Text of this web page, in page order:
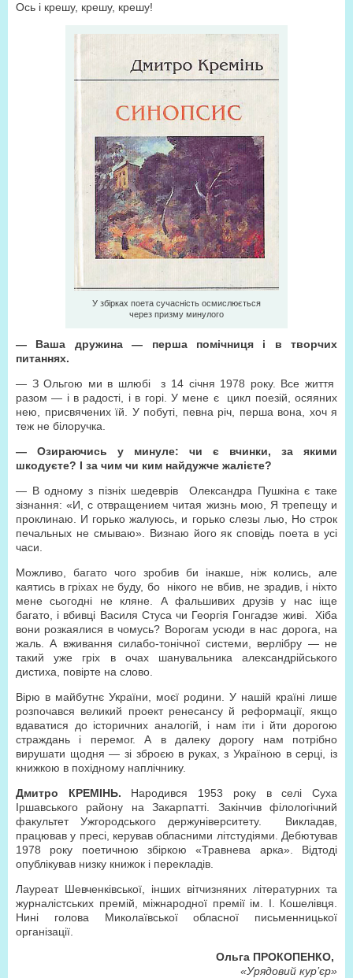
Ось і крешу, крешу, крешу!
У збірках поета сучасність осмислюється
через призму минулого
— Ваша дружина — перша помічниця і в творчих
питаннях.
— З Ольгою ми в шлюбі з 14 січня 1978 року. Все життя
разом — і в радості, і в горі. У мене є цикл поезій, осяяних
нею, присвячених їй. У побуті, певна річ, перша вона, хоч я
теж не білоручка.
— Озираючись у минуле: чи є вчинки, за якими
шкодуєте? І за чим чи ким найдужче жалієте?
— В одному з пізніх шедеврів Олександра Пушкіна є таке
зізнання: «И, с отвращением читая жизнь мою, Я трепещу и
проклинаю. И горько жалуюсь, и горько слезы лью, Но строк
печальных не смываю». Визнаю його як сповідь поета в усі
часи.
Можливо, багато чого зробив би інакше, ніж колись, але
каятись в гріхах не буду, бо нікого не вбив, не зрадив, і ніхто
мене сьогодні не кляне. А фальшивих друзів у нас іще
багато, і вбивці Василя Стуса чи Георгія Гонгадзе живі. Хіба
вони розкаялися в чомусь? Ворогам усюди в нас дорога, на
жаль. А вживання силабо-тонічної системи, верлібру — не
такий уже гріх в очах шанувальника александрійського
дистиха, повірте на слово.
Вірю в майбутнє України, моєї родини. У нашій країні лише
розпочався великий проект ренесансу й реформації, якщо
вдаватися до історичних аналогій, і нам іти і йти дорогою
страждань і перемог. А в далеку дорогу нам потрібно
вирушати щодня — зі зброєю в руках, з Україною в серці, із
книжкою в похідному наплічнику.
Дмитро КРЕМІНЬ. Народився 1953 року в селі Суха
Іршавського району на Закарпатті. Закінчив філологічний
факультет Ужгородського держуніверситету. Викладав,
працював у пресі, керував обласними літстудіями. Дебютував
1978 року поетичною збіркою «Травнева арка». Відтоді
опублікував низку книжок і перекладів.
Лауреат Шевченківської, інших вітчизняних літературних та
журналістських премій, міжнародної премії ім. І. Кошелівця.
Нині голова Миколаївської обласної письменницької
організації.
Ольга ПРОКОПЕНКО,
«Урядовий кур’єр»